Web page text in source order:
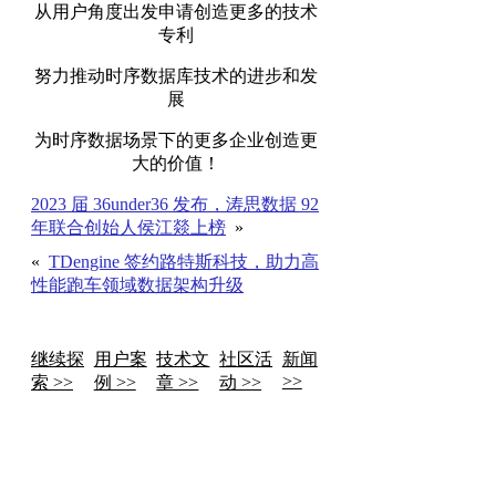
从用户角度出发申请创造更多的技术
专利
努力推动时序数据库技术的进步和发
展
为时序数据场景下的更多企业创造更
大的价值！
2023 届 36under36 发布，涛思数据 92
年联合创始人侯江燚上榜 »
« TDengine 签约路特斯科技，助力高
性能跑车领域数据架构升级
继续探
索 >>
用户案
例 >>
技术文
章 >>
社区活
动 >>
新闻
>>